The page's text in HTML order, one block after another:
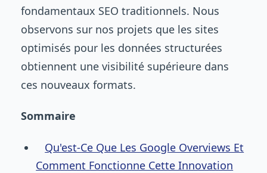
fondamentaux SEO traditionnels. Nous
observons sur nos projets que les sites
optimisés pour les données structurées
obtiennent une visibilité supérieure dans
ces nouveaux formats.
Sommaire
Qu'est-Ce Que Les Google Overviews Et
Comment Fonctionne Cette Innovation